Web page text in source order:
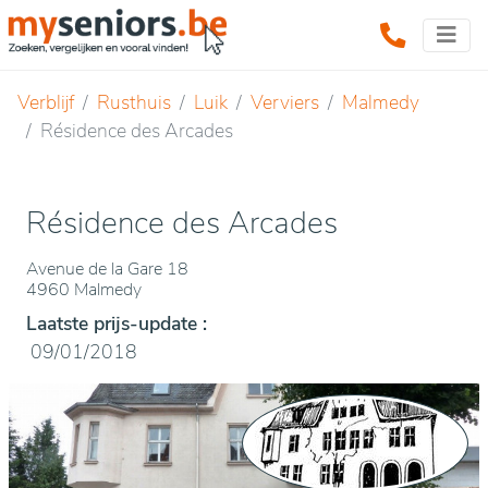
Verblijf Rusthuis Luik Verviers
Malmedy
Résidence des Arcades
Résidence des Arcades
Avenue de la Gare 18
4960 Malmedy
Laatste prijs-update :
09/01/2018